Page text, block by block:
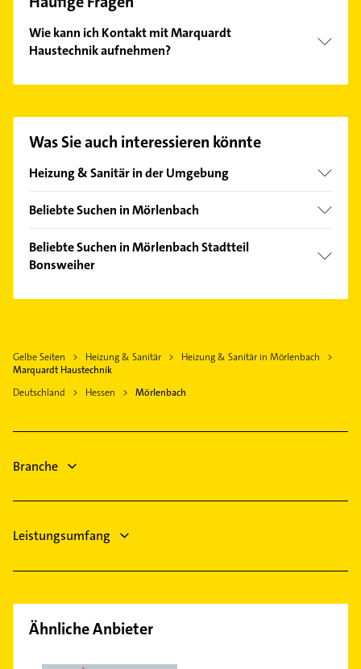
Wie kann ich Kontakt mit Marquardt
Haustechnik aufnehmen?
Kontaktmöglichkeiten wie Adresse oder Mail in
finden Sie alleKontaktdaten.
Was Sie auch interessieren könnte
Heizung & Sanitär in der Umgebung
Rimbach Odenwald
Heppenheim (Bergstraße)
Weinheim Bergstraße
Lorsch Hessen
Beliebte Suchen in Mörlenbach
Bestatter
Maler
Elektroinstallation
Elektriker
Elektro Reparatur
Beliebte Suchen in Mörlenbach Stadtteil
Bonsweiher
Bestatter
Gelbe Seiten Heizung & Sanitär
Heizung & Sanitär in Mörlenbach
Marquardt Haustechnik
Deutschland
Hessen Mörlenbach
Branche
Leistungsumfang
Ähnliche Anbieter